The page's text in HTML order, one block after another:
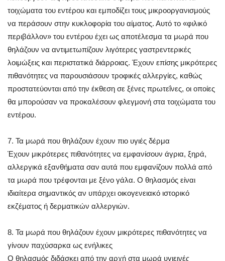
τοιχώματα του εντέρου και εμποδίζει τους μικροοργανισμούς
να περάσουν στην κυκλοφορία του αίματος. Αυτό το «φιλικό
περιβάλλον» του εντέρου έχει ως αποτέλεσμα τα μωρά που
θηλάζουν να αντιμετωπίζουν λιγότερες γαστρεντερικές
λοιμώξεις και περιστατικά διάρροιας. Έχουν επίσης μικρότερες
πιθανότητες να παρουσιάσουν τροφικές αλλεργίες, καθώς
προστατεύονται από την έκθεση σε ξένες πρωτεΐνες, οι οποίες
θα μπορούσαν να προκαλέσουν φλεγμονή στα τοιχώματα του
εντέρου.
7. Τα μωρά που θηλάζουν έχουν πιο υγιές δέρμα
Έχουν μικρότερες πιθανότητες να εμφανίσουν άγρια, ξηρά,
αλλεργικά εξανθήματα σαν αυτά που εμφανίζουν πολλά από
τα μωρά που τρέφονται με ξένο γάλα. Ο θηλασμός είναι
ιδιαίτερα σημαντικός αν υπάρχει οικογενειακό ιστορικό
εκζέματος ή δερματικών αλλεργιών.
8. Τα μωρά που θηλάζουν έχουν μικρότερες πιθανότητες να
γίνουν παχύσαρκα ως ενήλικες
Ο θηλασμός διδάσκει από την αρχή στα μωρά υγιεινές